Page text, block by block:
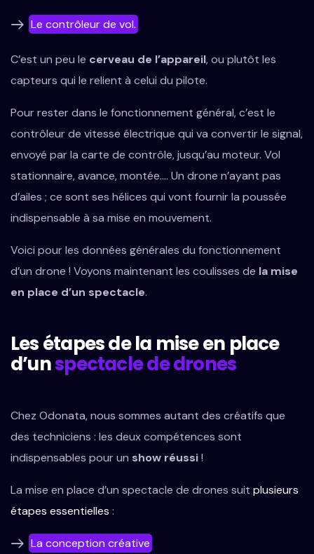
Le contrôleur de vol.
C’est un peu le cerveau de l’appareil, ou plutôt les
capteurs qui le relient à celui du pilote.
Pour rester dans le fonctionnement général, c’est le
contrôleur de vitesse électrique qui va convertir le signal,
envoyé par la carte de contrôle, jusqu’au moteur. Vol
stationnaire, avance, montée…. Un drone n’ayant pas
d’ailes ; ce sont ses hélices qui vont fournir la poussée
indispensable à sa mise en mouvement.
Voici pour les données générales du fonctionnement
d’un drone ! Voyons maintenant les coulisses de la mise
en place d’un spectacle.
Les étapes de la mise en place
d’unspectacle de drones
Chez Odonata, nous sommes autant des créatifs que
des techniciens : les deux compétences sont
indispensables pour un show réussi!
La mise en place d’un spectacle de drones suit plusieurs
étapes essentielles :
La conception créative